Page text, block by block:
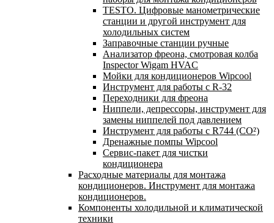
TESTO. Цифровые манометрические
станции и другой инструмент для
холодильных систем
Заправочные станции ручные
Анализатор фреона, смотровая колба
Inspector Wigam HVAC
Мойки для кондиционеров Wipcool
Инструмент для работы с R-32
Переходники для фреона
Ниппели, депрессоры, инструмент для
замены ниппелей под давлением
Инструмент для работы с R744 (CO²)
Дренажные помпы Wipcool
Сервис-пакет для чистки
кондиционера
Расходные материалы для монтажа
кондиционеров. Инструмент для монтажа
кондиционеров.
Компоненты холодильной и климатической
техники